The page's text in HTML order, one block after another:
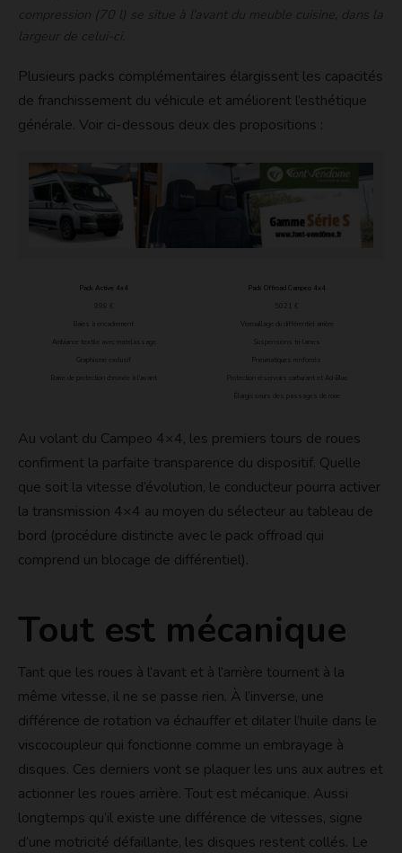
Plusieurs packs complémentaires élargissent les capacités
de franchissement du véhicule et améliorent l’esthétique
générale. Voir ci-dessous deux des propositions :
Pack Active 4x4
Pack Offroad Campeo 4x4
998 €
5021 €
Baies à encadrement
Verrouillage du différentiel arrière
Ambiance textile avec matelassage
Suspensions tri-lames
Graphisme exclusif
Pneumatiques renforcés
Barre de protection chromée à l'avant
Protection réservoirs carburant et Ad-Blue
Au volant du Campeo 4×4, les premiers tours de roues
confirment la parfaite transparence du dispositif. Quelle
que soit la vitesse d’évolution, le conducteur pourra activer
la transmission 4×4 au moyen du sélecteur au tableau de
bord (procédure distincte avec le pack offroad qui
comprend un blocage de différentiel).
Tout est mécanique
Tant que les roues à l’avant et à l’arrière tournent à la
même vitesse, il ne se passe rien. À l’inverse, une
différence de rotation va échauffer et dilater l’huile dans le
viscocoupleur qui fonctionne comme un embrayage à
disques. Ces derniers vont se plaquer les uns aux autres et
actionner les roues arrière. Tout est mécanique. Aussi
longtemps qu’il existe une différence de vitesses, signe
d’une motricité défaillante, les disques restent collés. Le